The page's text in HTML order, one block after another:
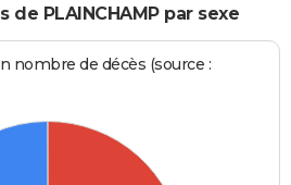
de PLAINCHAMP par sexe
nombre de décès (source :